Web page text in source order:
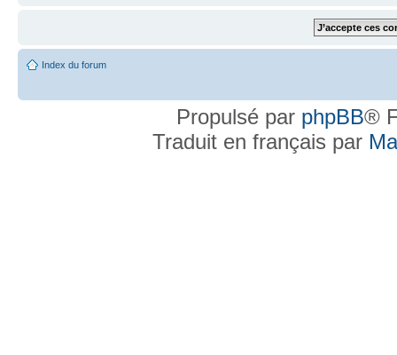
Index du forum
Propulsé par phpBB®
Traduit en français par